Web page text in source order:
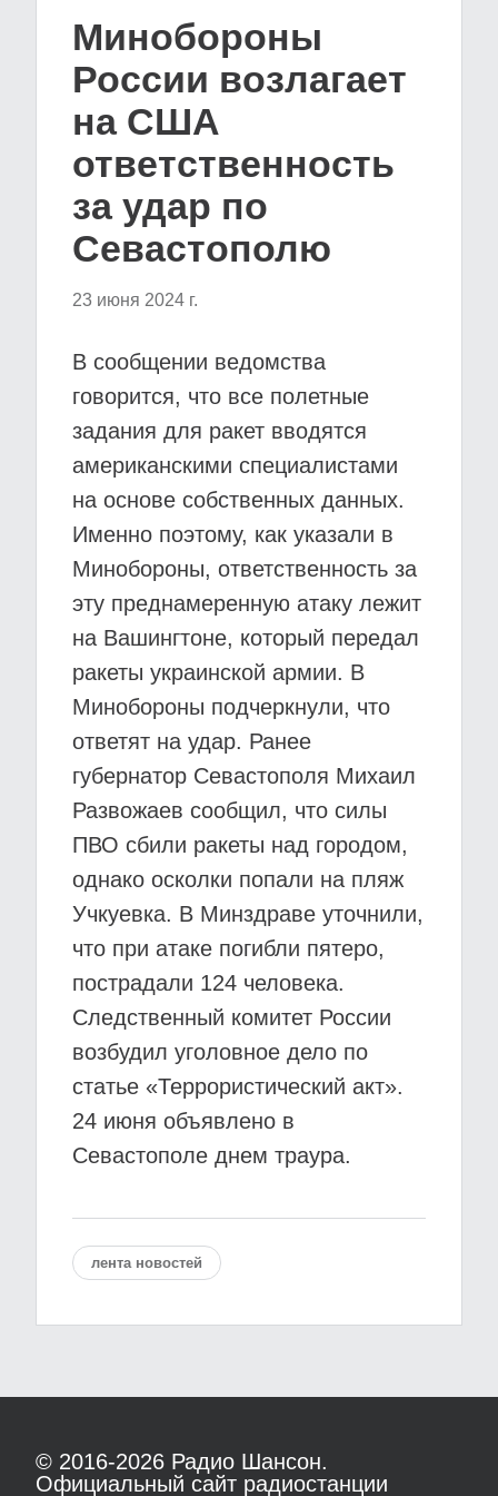
Минобороны
России возлагает
на США
ответственность
за удар по
Севастополю
23 июня 2024 г.
В сообщении ведомства
говорится, что все полетные
задания для ракет вводятся
американскими специалистами
на основе собственных данных.
Именно поэтому, как указали в
Минобороны, ответственность за
эту преднамеренную атаку лежит
на Вашингтоне, который передал
ракеты украинской армии. В
Минобороны подчеркнули, что
ответят на удар. Ранее
губернатор Севастополя Михаил
Развожаев сообщил, что силы
ПВО сбили ракеты над городом,
однако осколки попали на пляж
Учкуевка. В Минздраве уточнили,
что при атаке погибли пятеро,
пострадали 124 человека.
Следственный комитет России
возбудил уголовное дело по
статье «Террористический акт».
24 июня объявлено в
Севастополе днем траура.
лента новостей
© 2016-2026 Радио Шансон.
Официальный сайт радиостанции